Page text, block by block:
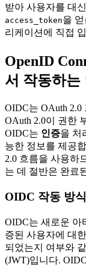
받아 사용자를 대
access_token을
리케이션에 직접
OpenID
서 작동하는
OIDC는 OAuth 2.0
OAuth 2.0이 권한
OIDC는 인증을 처
능한 정보를 제공
2.0 흐름을 사용하
는 데 절반은 완료
OIDC 작동 방식
OIDC는 새로운 아
증된 사용자에 대
되었는지 여부와
(JWT)입니다.